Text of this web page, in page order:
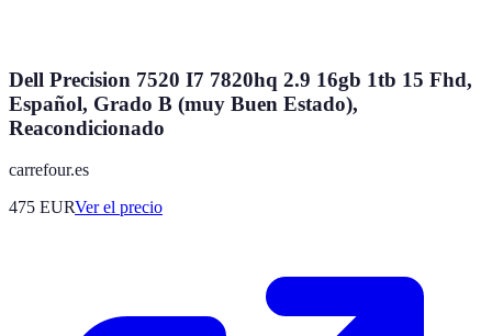
Dell Precision 7520 I7 7820hq 2.9 16gb 1tb 15 Fhd,
Español, Grado B (muy Buen Estado),
Reacondicionado
carrefour.es
475 EURVer el precio